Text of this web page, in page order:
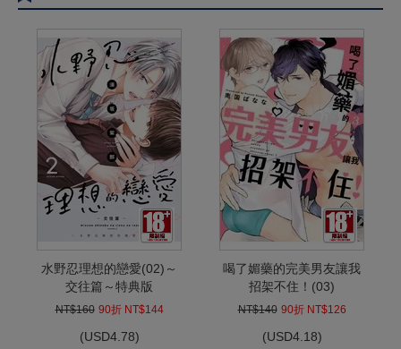
水野忍理想的戀愛(02)～
交往篇～特典版
NT$160 90折 NT$144
(USD4.78)
喝了媚藥的完美男友讓我
招架不住！(03)
NT$140 90折 NT$126
(USD4.18)